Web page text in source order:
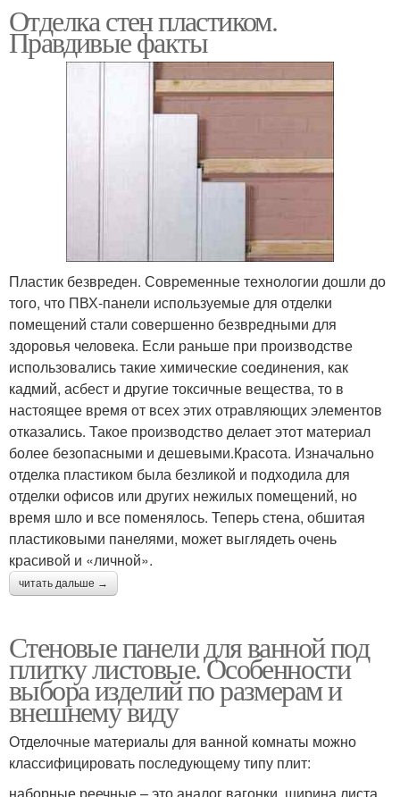
Отделка стен пластиком.
Правдивые факты
Пластик безвреден. Современные технологии дошли до
того, что ПВХ-панели используемые для отделки
помещений стали совершенно безвредными для
здоровья человека. Если раньше при производстве
использовались такие химические соединения, как
кадмий, асбест и другие токсичные вещества, то в
настоящее время от всех этих отравляющих элементов
отказались. Такое производство делает этот материал
более безопасными и дешевыми.Красота. Изначально
отделка пластиком была безликой и подходила для
отделки офисов или других нежилых помещений, но
время шло и все поменялось. Теперь стена, обшитая
пластиковыми панелями, может выглядеть очень
красивой и «личной».
читать дальше →
Стеновые панели для ванной под
плитку листовые. Особенности
выбора изделий по размерам и
внешнему виду
Отделочные материалы для ванной комнаты можно
классифицировать последующему типу плит: